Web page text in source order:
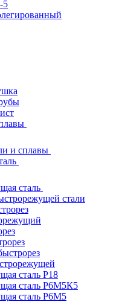
5
и сплавы
сталь
стали
сталь Р18
сталь Р6М5К5
сталь Р6М5